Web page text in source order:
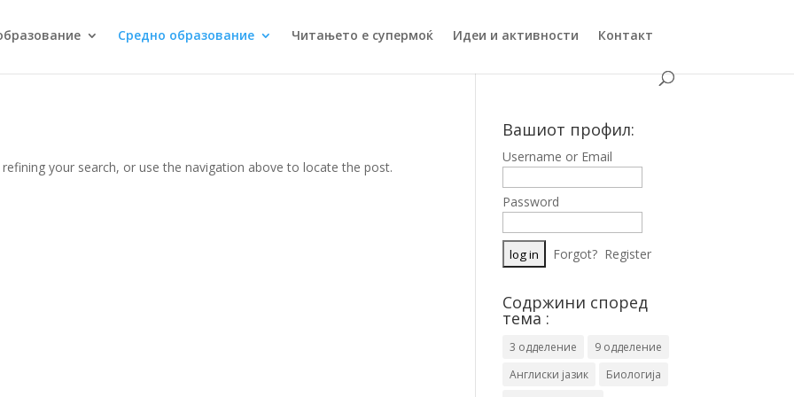
Средно образование Читањето е супермоќ Идеи и активности Контакт
your search, or use the navigation above to locate the post.
Вашиот профил:
Username or Email
Password
Forgot? Register
Содржини според
тема :
3 одделение
9 одделение
Англиски јазик
Биологија